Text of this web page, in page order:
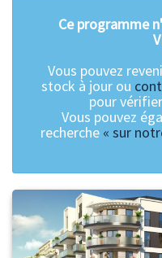
Ce programme
Vous pouvez
stock à jour ou
pour
Vous pouvez
recherche « sur